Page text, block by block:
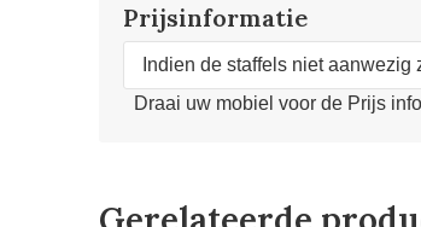
Prijsinformatie
Indien de staffels niet
Draai uw mobiel voor de Prijs